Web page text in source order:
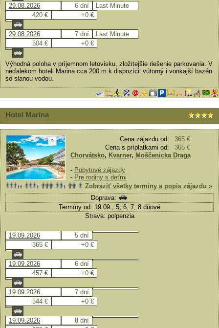
29.08.2026 6 dní
Last Minute
420 €
+0 €
29.08.2026 7 dní
Last Minute
504 €
+0 €
Výhodná poloha v príjemnom letovisku, zložitejšie riešenie parkovania. V
neďalekom hoteli Marina cca 200 m k dispozícii vútorný i vonkajší bazén
so slanou vodou.
Hotel Marina
Cena zájazdu od:
365 €
Cena s príplatkami od:
365 €
Chorvátsko, Kvarner, Moščenicka Draga
- Pobytové zájazdy
- Pre rodiny s deťmi
Zobraziť všetky termíny a popis zájazdu »
Doprava:
Termíny od: 19.09., 5, 6, 7, 8 dňové
Strava: polpenzia
19.09.2026
5 dní
365 €
+0 €
19.09.2026
6 dní
457 €
+0 €
19.09.2026
7 dní
544 €
+0 €
19.09.2026
8 dní